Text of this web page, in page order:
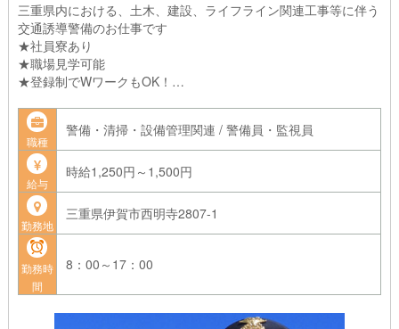
三重県内における、土木、建設、ライフライン関連工事等に伴う
交通誘導警備のお仕事です
★社員寮あり
★職場見学可能
★登録制でWワークもOK！
職種
警備・清掃・設備管理関連 / 警備員・監視員
給与
時給1,250円～1,500円
勤務地
三重県伊賀市西明寺2807-1
勤務時
間
8：00～17：00